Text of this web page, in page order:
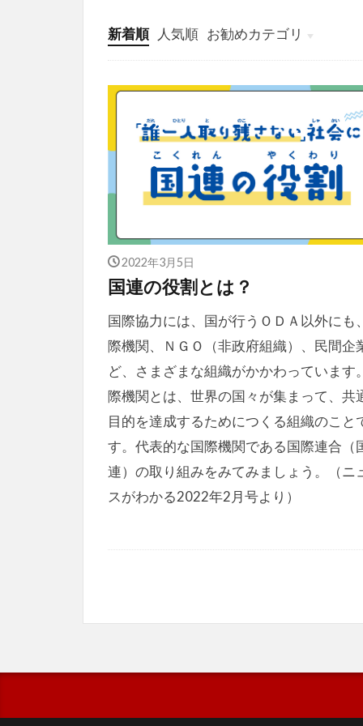
新着順 人気順 お勧めカテゴリ
投稿
学び
マンガ
電子書籍
2022年3月5日
国連の役割とは？
国際協力には、国が行うＯＤＡ以外にも
際機関、ＮＧＯ（非政府組織）、民間企
ど、さまざまな組織がかかわっています
際機関とは、世界の国々が集まって、共
目的を達成するためにつくる組織のこと
す。代表的な国際機関である国際連合（
連）の取り組みをみてみましょう。（ニ
スがわかる2022年2月号より）